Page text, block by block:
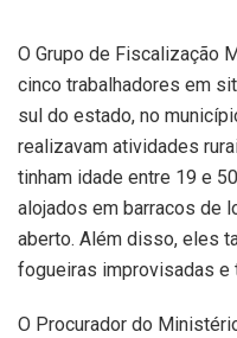
O Grupo de Fiscalização
cinco trabalhadores em
sul do estado, no
realizavam atividades
tinham idade entre 19 e
alojados em barracos de
aberto. Além disso, eles
fogueiras improvisadas e
O Procurador do